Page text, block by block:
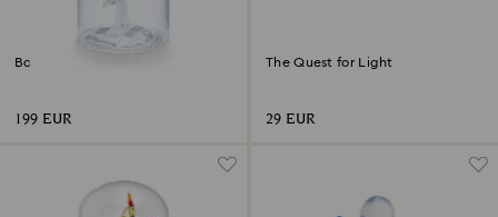
Bouquet de Roses
199 EUR
The Quest for Light
29 EUR